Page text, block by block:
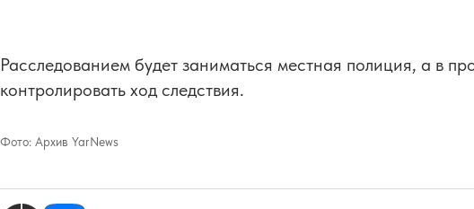
Расследованием будет заниматься местная полиция, а в
контролировать ход следствия.
Фото: Архив YarNews